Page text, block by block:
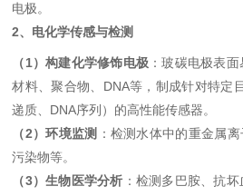
电极。
2、电化学传感与检测
（1）构建化学修饰电极 ：玻碳电极表
材料、聚合物、DNA等，制成针对特定
递质、DNA序列）的高性能传感器。
（2）环境监测 ：检测水体中的重金属
污染物等。
（3）生物医学分析 ：检测多巴胺、抗